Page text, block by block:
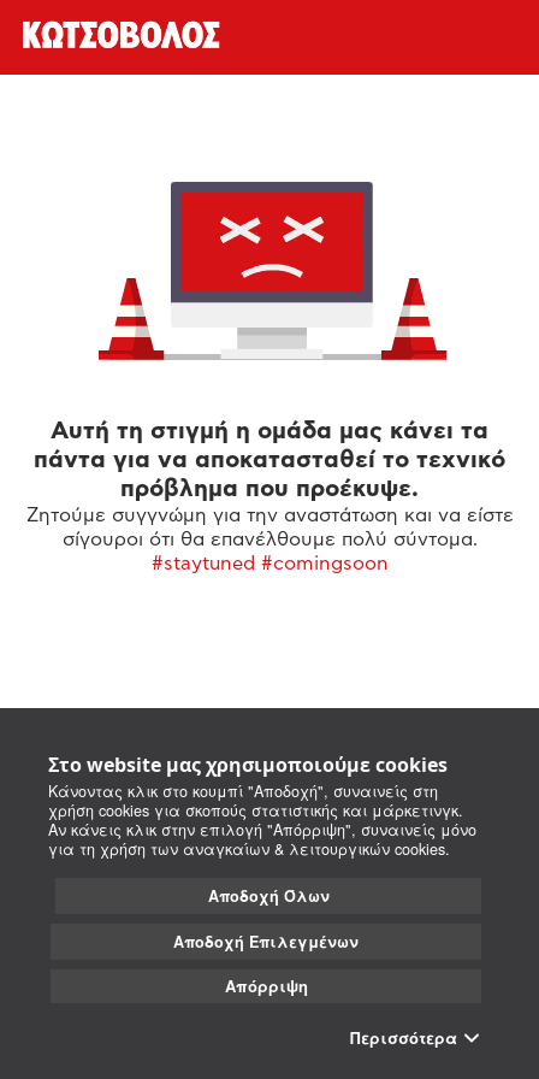
Στο website μας χρησιμοποιούμε cookies
Κάνοντας κλικ στο κουμπί "Αποδοχή", συναινείς στη
χρήση cookies για σκοπούς στατιστικής και μάρκετινγκ.
Αν κάνεις κλικ στην επιλογή "Απόρριψη", συναινείς μόνο
για τη χρήση των αναγκαίων & λειτουργικών cookies.
Αποδοχή Όλων
Αποδοχή Επιλεγμένων
Απόρριψη
Περισσότερα
Αυτή τη στιγμή η ομάδα μας κάνει τα
πάντα για να αποκατασταθεί το τεχνικό
πρόβλημα που προέκυψε.
Ζητούμε συγγνώμη για την αναστάτωση και να είστε
σίγουροι ότι θα επανέλθουμε πολύ σύντομα.
#staytuned #comingsoon